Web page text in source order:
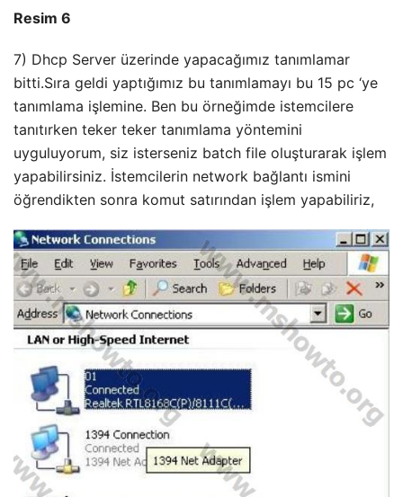
Resim 6
7) Dhcp Server üzerinde yapacağımız tanımlamar
bitti.Sıra geldi yaptığımız bu tanımlamayı bu 15 pc ‘ye
tanımlama işlemine. Ben bu örneğimde istemcilere
tanıtırken teker teker tanımlama yöntemini
uyguluyorum, siz isterseniz batch file oluşturarak işlem
yapabilirsiniz. İstemcilerin network bağlantı ismini
öğrendikten sonra komut satırından işlem yapabiliriz,